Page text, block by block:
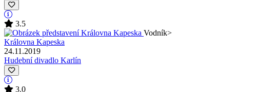
3.5
Vodník>
Královna Kapeska
24.11.2019
Hudební divadlo Karlín
3.0